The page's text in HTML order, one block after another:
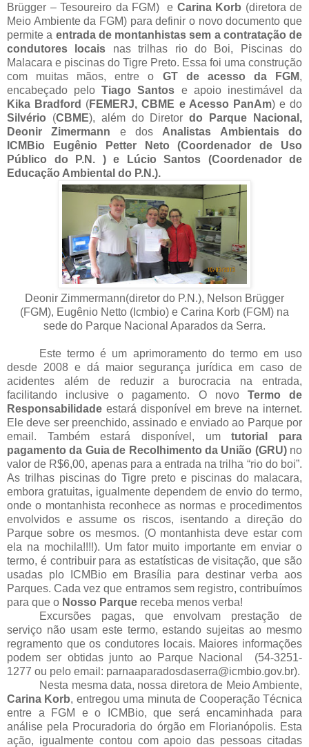
Brügger – Tesoureiro da FGM)
e Carina Korb (diretora de
Meio Ambiente da FGM) para definir o novo documento que
permite a entrada de montanhistas sem a contratação de
condutores locais nas trilhas rio do Boi, Piscinas do
Malacara e piscinas do Tigre Preto. Essa foi uma construção
com muitas mãos, entre o GT de acesso da FGM,
encabeçado peloTiago Santos e apoio inestimável da
Kika Bradford (FEMERJ, CBME e Acesso PanAm) e do
Silvério (CBME), além do Diretordo Parque Nacional,
Deonir Zimermann e dos Analistas Ambientais do
ICMBio Eugênio Petter Neto (Coordenador de Uso
Público do P.N. ) e Lúcio Santos (Coordenador de
Educação Ambiental do P.N.).
Deonir Zimmermann(diretor do P.N.), Nelson Brügger
(FGM), Eugênio Netto (Icmbio) e Carina Korb (FGM) na
sede do Parque Nacional Aparados da Serra.
Este termo é um aprimoramento do termo em uso
desde 2008 e dá maior segurança jurídica em caso de
acidentes além de reduzir a burocracia na entrada,
facilitando inclusive o pagamento. O novo Termo de
Responsabilidade estará disponível em breve na internet.
Ele deve ser preenchido, assinado e enviado ao Parque por
email. Também estará disponível, umtutorial para
pagamento da Guia de Recolhimento da União (GRU)no
valor de R$6,00, apenas para a entrada na trilha “rio do boi”.
As trilhas piscinas do Tigre preto e piscinas do malacara,
embora gratuitas, igualmente dependem de envio do termo,
onde o montanhista reconhece as normas e procedimentos
envolvidos e assume os riscos, isentando a direção do
Parque sobre os mesmos. (O montanhista deve estar com
ela na mochila!!!!). Um fator muito importante em enviar o
termo, é contribuir para as estatísticas de visitação, que são
usadas plo ICMBio em Brasília para destinar verba aos
Parques. Cada vez que entramos sem registro, contribuímos
para que o Nosso Parque receba menos verba!
Excursões pagas, que envolvam prestação de
serviço não usam este termo, estando sujeitas ao mesmo
regramento que os condutores locais. Maiores informações
podem ser obtidas junto ao Parque Nacional
(54-3251-
1277 ou pelo email: parnaaparadosdaserra@icmbio.gov.br).
Nesta mesma data, nossa diretora de Meio Ambiente,
Carina Korb, entregou uma minuta de Cooperação Técnica
entre a FGM e o ICMBio, que será encaminhada para
análise pela Procuradoria do órgão em Florianópolis. Esta
ação, igualmente contou com apoio das pessoas citadas